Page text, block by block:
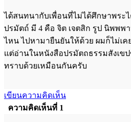
ได้สนทนากับเพื่อนที่ไม่ได้ศึกษาพระ
ปรมัตถ์ มี 4 คือ จิต เจตสิก รูป นิพพพ
ไหน ไปหามายืนยันให้ด้วย ผมก็ไม่เ
แต่อ่านในหนังสือปรมัตถธรรมสังเข
ทราบด้วยเหมือนกันครับ
เขียนความคิดเห็น
ความคิดเห็นที่ 1